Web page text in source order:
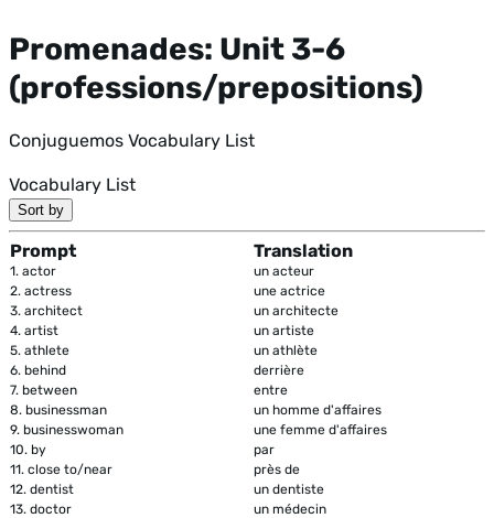
Promenades: Unit 3-6
(professions/prepositions)
Conjuguemos Vocabulary List
Vocabulary List
Sort by
Prompt Translation
1. actor
un acteur
2. actress
une actrice
3. architect
un architecte
4. artist
un artiste
5. athlete
un athlète
6. behind
derrière
7. between
entre
8. businessman
un homme d'affaires
9. businesswoman
une femme d'affaires
10. by
par
11. close to/near
près de
12. dentist
un dentiste
13. doctor
un médecin